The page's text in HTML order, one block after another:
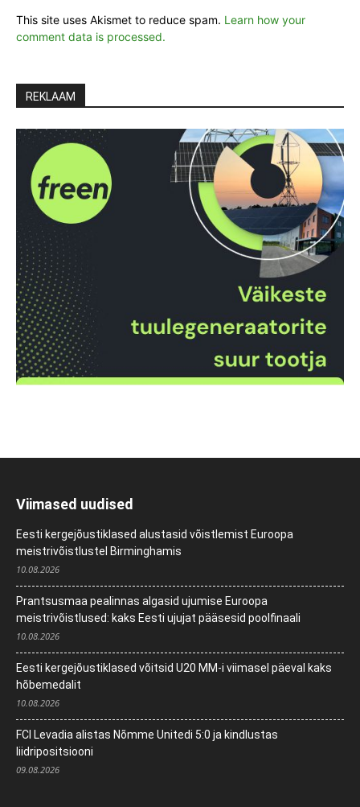
This site uses Akismet to reduce spam. Learn how your
comment data is processed.
REKLAAM
Viimased uudised
Eesti kergejõustiklased alustasid võistlemist Euroopa
meistrivõistlustel Birminghamis
10.08.2026
Prantsusmaa pealinnas algasid ujumise Euroopa
meistrivõistlused: kaks Eesti ujujat pääsesid poolfinaali
10.08.2026
Eesti kergejõustiklased võitsid U20 MM-i viimasel päeval kaks
hõbemedalit
10.08.2026
FCI Levadia alistas Nõmme Unitedi 5:0 ja kindlustas
liidripositsiooni
09.08.2026